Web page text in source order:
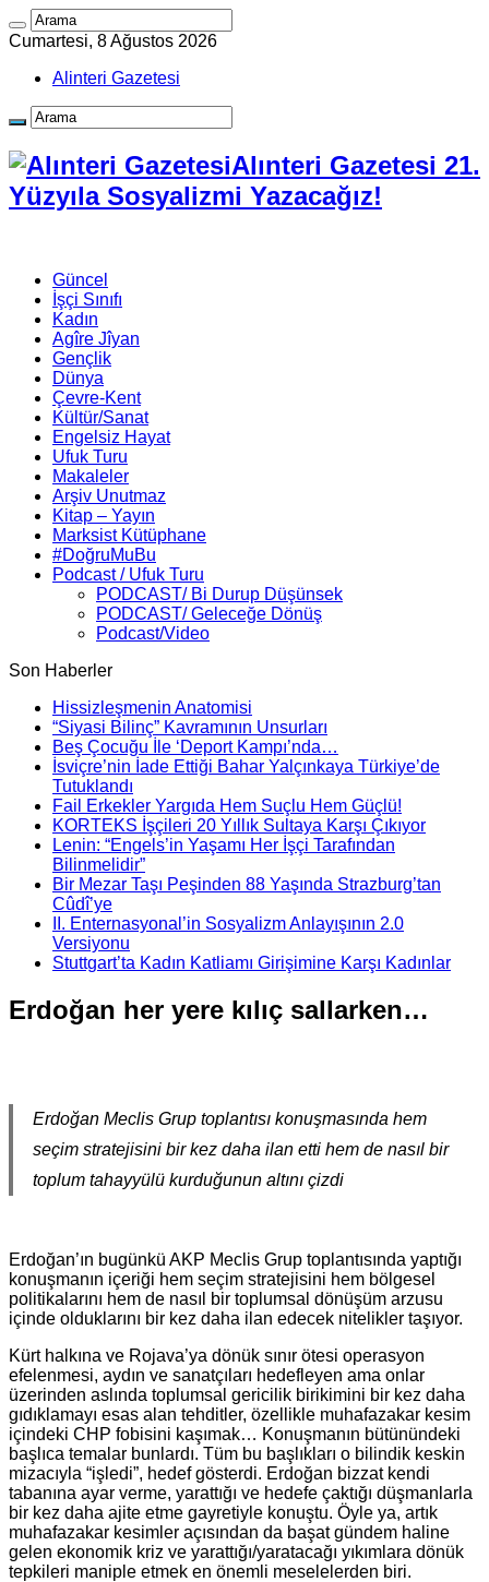
Cumartesi, 8 Ağustos 2026
Alinteri Gazetesi
Alınteri Gazetesi 21.
Yüzyıla Sosyalizmi Yazacağız!
Güncel
İşçi Sınıfı
Kadın
Agîre Jîyan
Gençlik
Dünya
Çevre-Kent
Kültür/Sanat
Engelsiz Hayat
Ufuk Turu
Makaleler
Arşiv Unutmaz
Kitap – Yayın
Marksist Kütüphane
#DoğruMuBu
Podcast / Ufuk Turu
PODCAST/ Bi Durup Düşünsek
PODCAST/ Geleceğe Dönüş
Podcast/Video
Son Haberler
Hissizleşmenin Anatomisi
“Siyasi Bilinç” Kavramının Unsurları
Beş Çocuğu İle ‘Deport Kampı’nda…
İsviçre’nin İade Ettiği Bahar Yalçınkaya Türkiye’de
Tutuklandı
Fail Erkekler Yargıda Hem Suçlu Hem Güçlü!
KORTEKS İşçileri 20 Yıllık Sultaya Karşı Çıkıyor
Lenin: “Engels’in Yaşamı Her İşçi Tarafından
Bilinmelidir”
Bir Mezar Taşı Peşinden 88 Yaşında Strazburg’tan
Cûdî’ye
II. Enternasyonal’in Sosyalizm Anlayışının 2.0
Versiyonu
Stuttgart’ta Kadın Katliamı Girişimine Karşı Kadınlar
Erdoğan her yere kılıç sallarken…
Erdoğan Meclis Grup toplantısı konuşmasında hem
seçim stratejisini bir kez daha ilan etti hem de nasıl bir
toplum tahayyülü kurduğunun altını çizdi
Erdoğan’ın bugünkü AKP Meclis Grup toplantısında yaptığı
konuşmanın içeriği hem seçim stratejisini hem bölgesel
politikalarını hem de nasıl bir toplumsal dönüşüm arzusu
içinde olduklarını bir kez daha ilan edecek nitelikler taşıyor.
Kürt halkına ve Rojava’ya dönük sınır ötesi operasyon
efelenmesi, aydın ve sanatçıları hedefleyen ama onlar
üzerinden aslında toplumsal gericilik birikimini bir kez daha
gıdıklamayı esas alan tehditler, özellikle muhafazakar kesim
içindeki CHP fobisini kaşımak… Konuşmanın bütünündeki
başlıca temalar bunlardı. Tüm bu başlıkları o bilindik keskin
mizacıyla “işledi”, hedef gösterdi. Erdoğan bizzat kendi
tabanına ayar verme, yarattığı ve hedefe çaktığı düşmanlarla
bir kez daha ajite etme gayretiyle konuştu. Öyle ya, artık
muhafazakar kesimler açısından da başat gündem haline
gelen ekonomik kriz ve yarattığı/yaratacağı yıkımlara dönük
tepkileri maniple etmek en önemli meselelerden biri.